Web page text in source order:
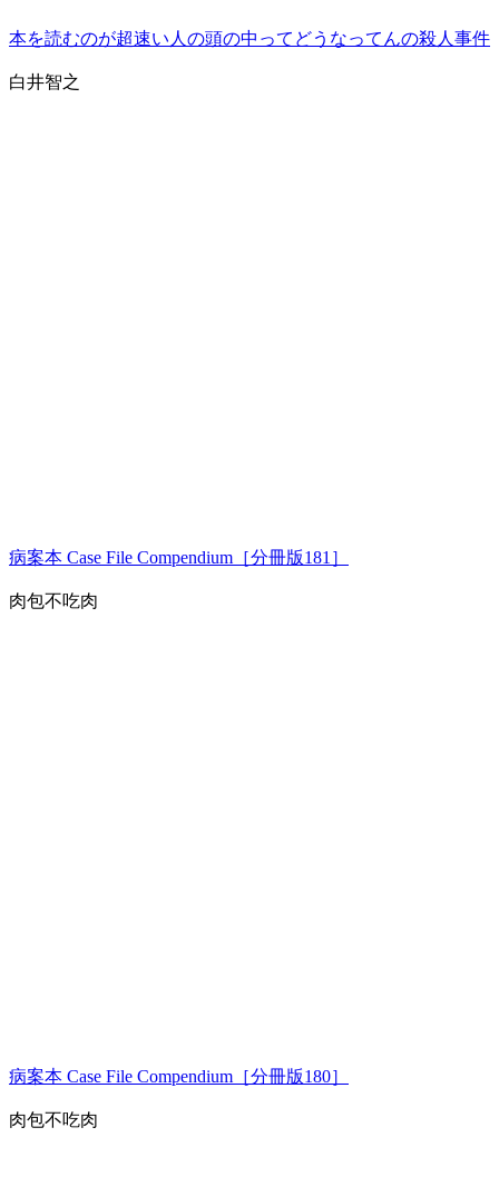
本を読むのが超速い人の頭の中ってどうなってんの殺人事件
白井智之
病案本 Case File Compendium［分冊版181］
肉包不吃肉
病案本 Case File Compendium［分冊版180］
肉包不吃肉